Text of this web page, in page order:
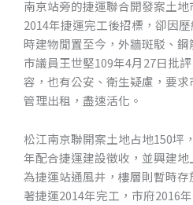
南京站旁的捷運聯合開發案土地
2014年捷運完工後招標，卻因
時建物閒置至今，外牆斑駁、鋼
市議員王世堅109年4月27日批
容，也有公安、衛生疑慮，要
管理出租，盡速活化。
松江南京聯開案土地占地150坪
年配合捷運建設徵收，並興建
為捷運站通風井，樓層則暫時
著捷運2014年完工，市府2016